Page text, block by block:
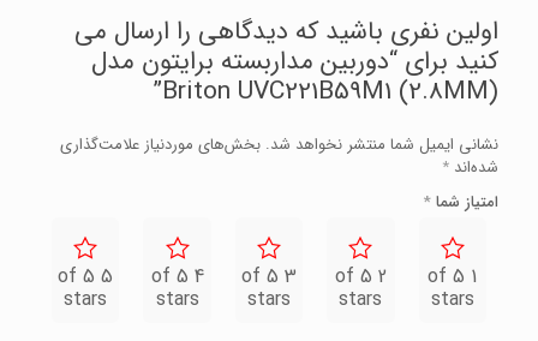
اولین نفری باشید که دیدگاهی را ارسال می
کنید برای “دوربین مداربسته برایتون مدل
Briton UVC221B59M1 (2.8MM)”
نشانی ایمیل شما منتشر نخواهد شد. بخش‌های موردنیاز علامت‌گذاری
شده‌اند *
امتیاز شما*
1 of 5
stars
2 of 5
stars
3 of 5
stars
4 of 5
stars
5 of 5
stars